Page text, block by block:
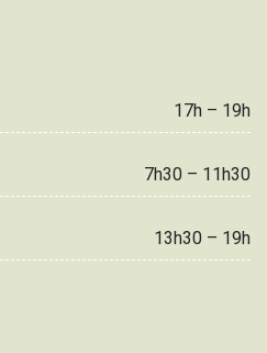
17h – 19h
7h30 – 11h30
13h30 – 19h